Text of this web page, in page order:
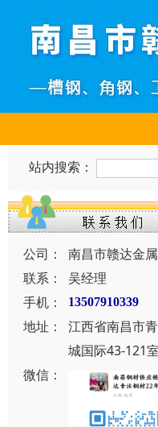
站内搜索：
公司：
南昌市赣达金
联系：
吴经理
手机：
13507910339
地址：
江西省南昌市
城国际43-121室
微信：